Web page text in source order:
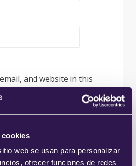
cookies
web se usan para personalizar
ofrecer funciones de redes
and website in this
time I comment.